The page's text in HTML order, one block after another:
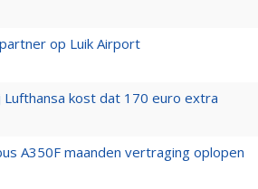
op Luik Airport
Lufthansa kost dat 170 euro extra
A350F maanden vertraging oplopen